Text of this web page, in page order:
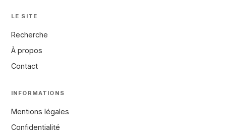
LE SITE
Recherche
À propos
Contact
INFORMATIONS
Mentions légales
Confidentialité